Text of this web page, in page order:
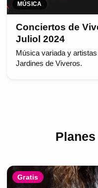
MÚSICA
Conciertos de
Juliol 2024
Música variada y
Jardines de Viveros.
Gratis